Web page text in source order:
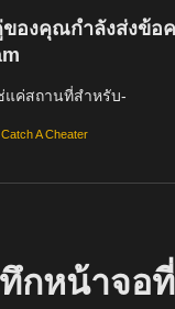
องคุณกำลังส่งข้อ
แค่สถานที่สำหรับ-
Catch A Cheater
กหน้าจอ